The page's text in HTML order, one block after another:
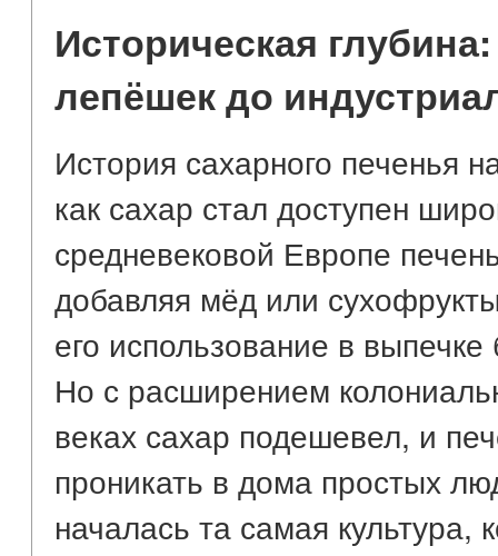
Историческая
лепёшек до
История сахарного печенья
как сахар стал доступен
средневековой Европе
добавляя мёд или
его использование в
Но с расширением
веках сахар подешевел, и
проникать в дома простых
началась та самая